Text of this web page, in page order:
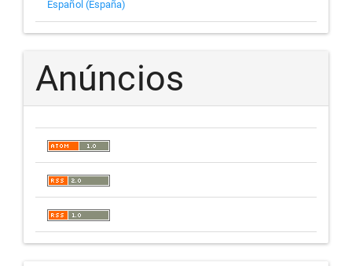
Español (España)
Anúncios